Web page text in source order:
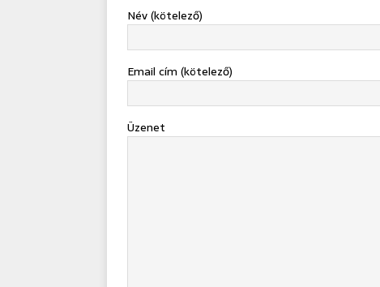
Név (kötelező)
Email cím (kötelező)
Üzenet